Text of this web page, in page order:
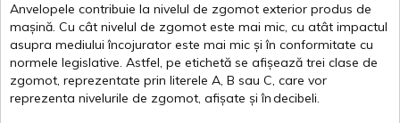
Anvelopele contribuie la nivelul de zgomot exterior produs de
mașină. Cu cât nivelul de zgomot este mai mic, cu atât impactul
asupra mediului încojurator este mai mic și în conformitate cu
normele legislative. Astfel, pe etichetă se afișează trei clase de
zgomot, reprezentate prin literele A, B sau C, care vor
reprezenta nivelurile de zgomot, afișate și îndecibeli.